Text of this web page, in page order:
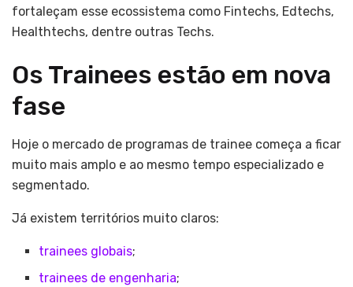
fortaleçam esse ecossistema como Fintechs, Edtechs,
Healthtechs, dentre outras Techs.
Os Trainees estão em nova
fase
Hoje o mercado de programas de trainee começa a ficar
muito mais amplo e ao mesmo tempo especializado e
segmentado.
Já existem territórios muito claros:
trainees globais;
trainees de engenharia;